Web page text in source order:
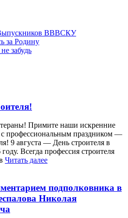
ВВВСКУ
за Родину
забудь
Примите наши искренние
с профессиональным праздником —
9 августа — День строителя в
Всегда профессия строителя
Читать далее
подполковника в
Николая